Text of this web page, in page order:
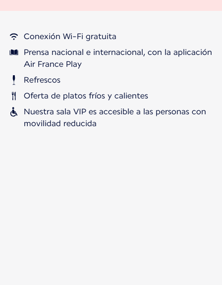
Conexión Wi-Fi gratuita
Prensa nacional e internacional, con la aplicación
Air France Play
Refrescos
Oferta de platos fríos y calientes
Nuestra sala VIP es accesible a las personas con
movilidad reducida